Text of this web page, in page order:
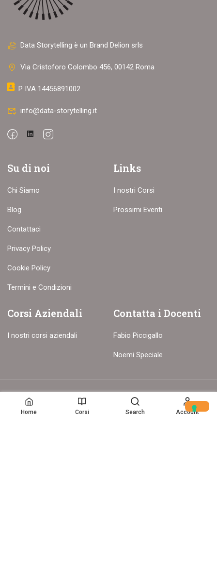
Data Storytelling è un Brand Delion srls
Via Cristoforo Colombo 456, 00142 Roma
P IVA 14456891002
info@data-storytelling.it
Su di noi
Chi Siamo
Blog
Contattaci
Privacy Policy
Cookie Policy
Termini e Condizioni
Links
I nostri Corsi
Prossimi Eventi
Corsi Aziendali
I nostri corsi aziendali
Contatta i Docenti
Fabio Piccigallo
Noemi Speciale
© Copyright – 2017-26 Delion srls – Tutti i diritti riservati
Home Corsi Search Account